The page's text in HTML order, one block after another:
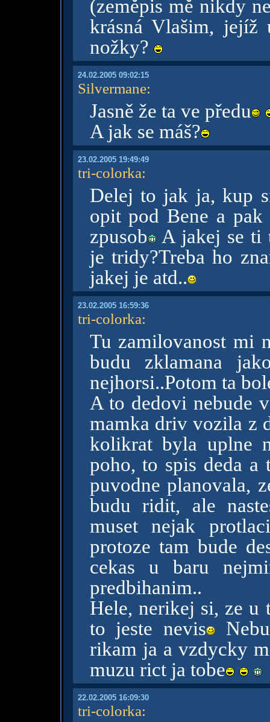
(zeměpis mě nikdy
krásná Vlašim, jejíž
nožky?
24.02.2005 09:02:15
Silvermane:
Jasně že ta ve předu
A jak se máš?
23.02.2005 19:49:49
tri-colorka:
Delej to jak ja, kup
opit pod Bene a
zpusob A jakej se ti
je tridy?Treba ho
jakej je atd..
23.02.2005 16:59:36
tri-colorka:
Tu zamilovanost mi
budu zklamana
nejhorsi..Potom ta
A to dedovi nebude
mamka driv vozila z
kolikrat byla uplne
poho, to spis deda a
puvodne planovala,
budu ridit, ale
muset nejak
protoze tam bude
cekas u baru
predbihanim..
Hele, nerikej si, ze u
to jeste nevis
rikam ja a vzdycky
muzu rict ja tobe
22.02.2005 16:09:30
tri-colorka: